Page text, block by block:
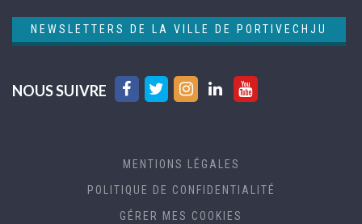
NEWSLETTERS DE LA VILLE DE PORTIVECHJU
NOUS SUIVRE
Lien
compte
Lien
compte
Lien
compte
Lien
compte
LinkedinYoutube
MENTIONS LÉGALES
POLITIQUE DE CONFIDENTIALITÉ
GÉRER MES COOKIES